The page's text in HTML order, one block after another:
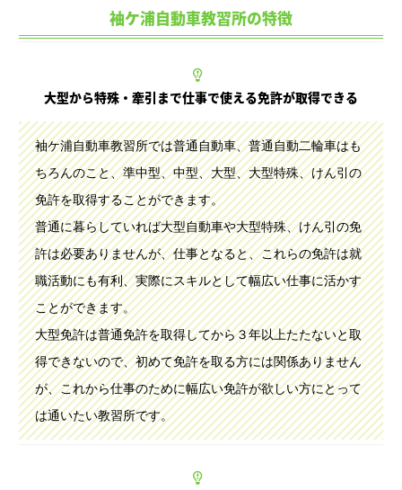
袖ケ浦自動車教習所の特徴
大型から特殊・牽引まで仕事で使える免許が取得できる
袖ケ浦自動車教習所では普通自動車、普通自動二輪車はも
ちろんのこと、準中型、中型、大型、大型特殊、けん引の
免許を取得することができます。
普通に暮らしていれば大型自動車や大型特殊、けん引の免
許は必要ありませんが、仕事となると、これらの免許は就
職活動にも有利、実際にスキルとして幅広い仕事に活かす
ことができます。
大型免許は普通免許を取得してから３年以上たたないと取
得できないので、初めて免許を取る方には関係ありません
が、これから仕事のために幅広い免許が欲しい方にとって
は通いたい教習所です。